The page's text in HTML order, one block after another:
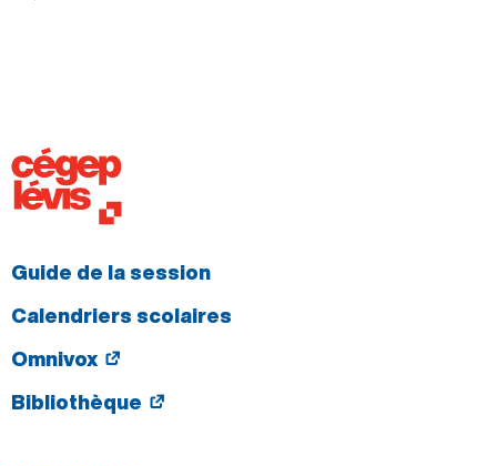
Guide de la session
Calendriers scolaires
Omnivox
Bibliothèque